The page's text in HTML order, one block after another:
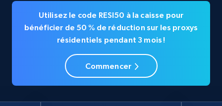
Utilisez le code RESI50 à la caisse pour
bénéficier de 50 % de réduction sur les proxys
résidentiels pendant 3 mois !
Commencer